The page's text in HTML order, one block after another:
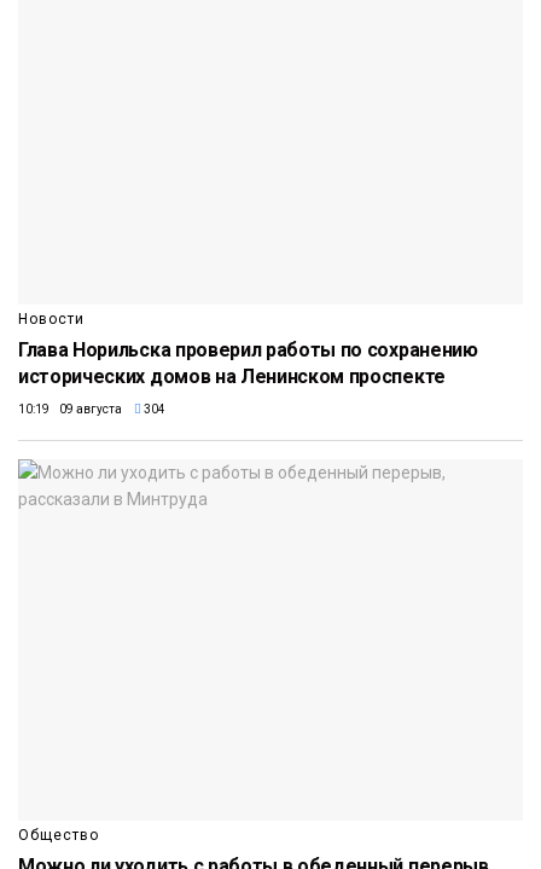
Новости
Глава Норильска проверил работы по сохранению
исторических домов на Ленинском проспекте
10:19 09 августа 304
Общество